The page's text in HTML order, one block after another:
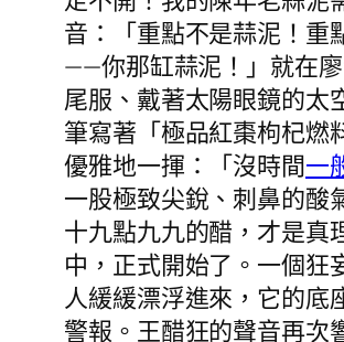
音：「重點不是蒜泥！重
——你那缸蒜泥！」就在
尾服、戴著太陽眼鏡的太
筆寫著「極品紅棗枸杞
優雅地一揮：「沒時間一
一股極致尖銳、刺鼻的酸
十九點九九的醋，才是真
中，正式開始了。一個狂
人緩緩漂浮進來，它的底
警報。王醋狂的聲音再次